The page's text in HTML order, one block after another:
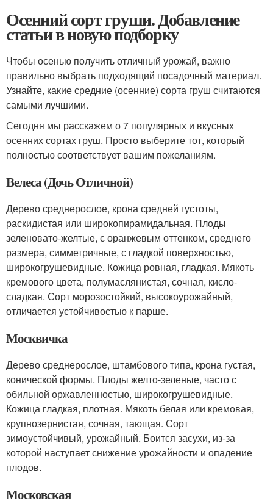
Осенний сорт груши. Добавление
статьи в новую подборку
Чтобы осенью получить отличный урожай, важно
правильно выбрать подходящий посадочный материал.
Узнайте, какие средние (осенние) сорта груш считаются
самыми лучшими.
Сегодня мы расскажем о 7 популярных и вкусных
осенних сортах груш. Просто выберите тот, который
полностью соответствует вашим пожеланиям.
Велеса (Дочь Отличной)
Дерево среднерослое, крона средней густоты,
раскидистая или широкопирамидальная. Плоды
зеленовато-желтые, с оранжевым оттенком, среднего
размера, симметричные, с гладкой поверхностью,
широкогрушевидные. Кожица ровная, гладкая. Мякоть
кремового цвета, полумаслянистая, сочная, кисло-
сладкая. Сорт морозостойкий, высокоурожайный,
отличается устойчивостью к парше.
Москвичка
Дерево среднерослое, штамбового типа, крона густая,
конической формы. Плоды желто-зеленые, часто с
обильной оржавленностью, широкогрушевидные.
Кожица гладкая, плотная. Мякоть белая или кремовая,
крупнозернистая, сочная, тающая. Сорт
зимоустойчивый, урожайный. Боится засухи, из-за
которой наступает снижение урожайности и опадение
плодов.
Московская